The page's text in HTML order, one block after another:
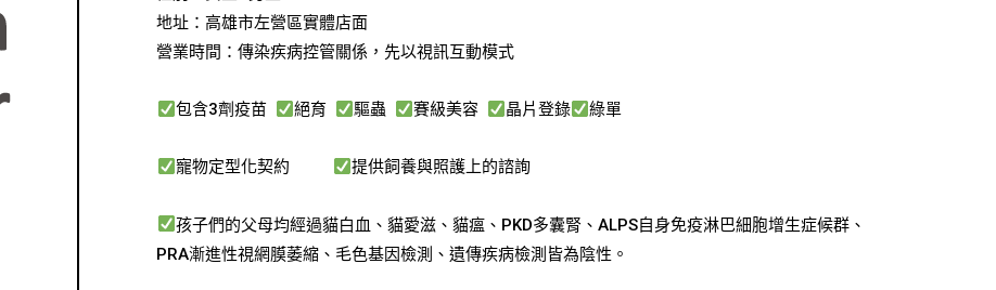
地址：高雄市左營區實體店面
營業時間：傳染疾病控管關係，先以視訊互動模式
包含3劑疫苗 絕育 驅蟲 賽級美容 晶片登錄 綠單
寵物定型化契約 提供飼養與照護上的諮詢
孩子們的父母均經過貓白血、貓愛滋、貓瘟、PKD多囊腎、ALPS自身免疫淋巴細胞增生症候群、
PRA漸進性視網膜萎縮、毛色基因檢測、遺傳疾病檢測皆為陰性。